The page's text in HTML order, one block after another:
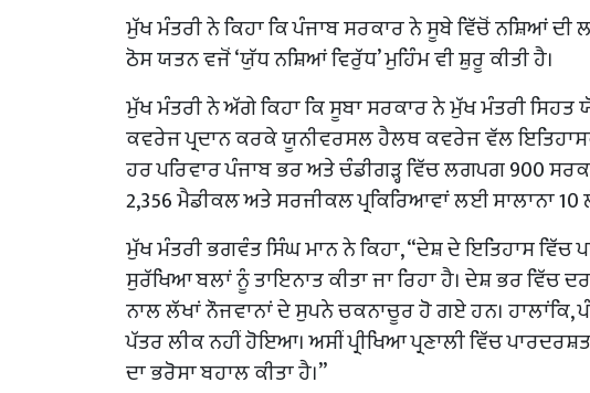
ਮੁੱਖ ਮੰਤਰੀ ਨੇ ਕਿਹਾ ਕਿ ਪੰਜਾਬ ਸਰਕਾਰ ਨੇ ਸੂਬੇ ਵਿੱਚੋਂ ਨਸ਼ਿਆਂ
ਠੋਸ ਯਤਨ ਵਜੋਂ ‘ਯੁੱਧ ਨਸ਼ਿਆਂ ਵਿਰੁੱਧ’ ਮੁਹਿੰਮ ਵੀ ਸ਼ੁਰੂ ਕੀਤੀ ਹੈ।
ਮੁੱਖ ਮੰਤਰੀ ਨੇ ਅੱਗੇ ਕਿਹਾ ਕਿ ਸੂਬਾ ਸਰਕਾਰ ਨੇ ਮੁੱਖ ਮੰਤਰੀ ਸਿਹਤ
ਕਵਰੇਜ ਪ੍ਰਦਾਨ ਕਰਕੇ ਯੂਨੀਵਰਸਲ ਹੈਲਥ ਕਵਰੇਜ ਵੱਲ
ਹਰ ਪਰਿਵਾਰ ਪੰਜਾਬ ਭਰ ਅਤੇ ਚੰਡੀਗੜ੍ਹ ਵਿੱਚ ਲਗਪਗ 900
2,356 ਮੈਡੀਕਲ ਅਤੇ ਸਰਜੀਕਲ ਪ੍ਰਕਿਰਿਆਵਾਂ ਲਈ ਸਾਲਾਨਾ
ਮੁੱਖ ਮੰਤਰੀ ਭਗਵੰਤ ਸਿੰਘ ਮਾਨ ਨੇ ਕਿਹਾ, “ਦੇਸ਼ ਦੇ ਇਤਿਹਾਸ
ਸੁਰੱਖਿਆ ਬਲਾਂ ਨੂੰ ਤਾਇਨਾਤ ਕੀਤਾ ਜਾ ਰਿਹਾ ਹੈ। ਦੇਸ਼ ਭਰ ਵਿੱਚ
ਨਾਲ ਲੱਖਾਂ ਨੌਜਵਾਨਾਂ ਦੇ ਸੁਪਨੇ ਚਕਨਾਚੂਰ ਹੋ ਗਏ ਹਨ। ਹਾਲਾਂਕਿ,
ਪੱਤਰ ਲੀਕ ਨਹੀਂ ਹੋਇਆ। ਅਸੀਂ ਪ੍ਰੀਖਿਆ ਪ੍ਰਣਾਲੀ ਵਿੱਚ
ਦਾ ਭਰੋਸਾ ਬਹਾਲ ਕੀਤਾ ਹੈ।”